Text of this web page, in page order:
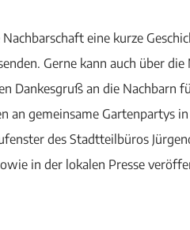
eine kurze
Gerne kann auch über
Dankesgruß an die Nachbarn
an gemeinsame Gartenpartys
des Stadtteilbüros
in der lokalen Presse